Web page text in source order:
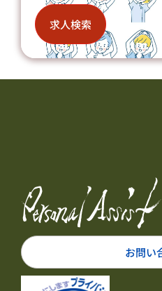
求人検索
お問い